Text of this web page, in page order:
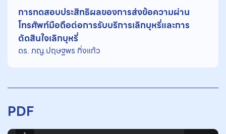
การทดสอบประสิทธิผลของการส่งข้อความผ่าน
โทรศัพท์มือถือต่อการรับบริการเลิกบุหรี่และการ
ตัดสินใจเลิกบุหรี่
ดร. ภญ.ปฤษฐพร กิ่งแก้ว
PDF